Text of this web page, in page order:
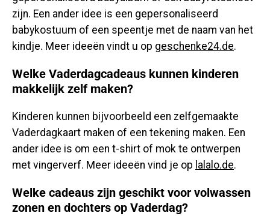
zijn. Een ander idee is een gepersonaliseerd
babykostuum of een speentje met de naam van het
kindje. Meer ideeën vindt u op geschenke24.de.
Welke Vaderdagcadeaus kunnen kinderen
makkelijk zelf maken?
Kinderen kunnen bijvoorbeeld een zelfgemaakte
Vaderdagkaart maken of een tekening maken. Een
ander idee is om een ​​t-shirt of mok te ontwerpen
met vingerverf. Meer ideeën vind je op lalalo.de.
Welke cadeaus zijn geschikt voor volwassen
zonen en dochters op Vaderdag?